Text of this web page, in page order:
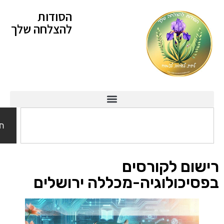
הסודות
להצלחה שלך
לקורסים
מכללה ירושלים